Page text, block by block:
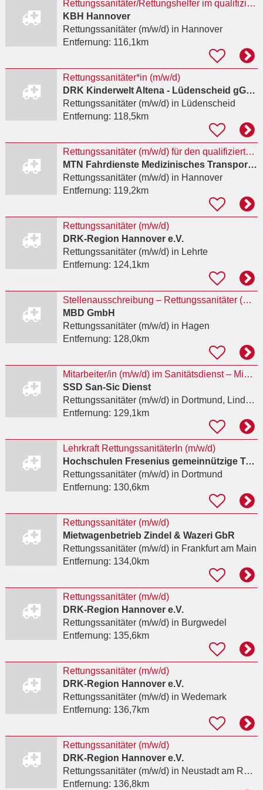
Rettungssanitäter/Rettungshelfer im qualifizierten Krankentransport
KBH Hannover
Rettungssanitäter (m/w/d)in Hannover
Entfernung: 116,1km
Rettungssanitäter*in (m/w/d)
DRK Kinderwelt Altena - Lüdenscheid gGmbH
Rettungssanitäter (m/w/d)in Lüdenscheid
Entfernung: 118,5km
Rettungssanitäter (m/w/d) für den qualifizierten Krankentransport
MTN Fahrdienste Medizinisches Transportmanagement Niedersachsen Eicke Rojahn e.K.
Rettungssanitäter (m/w/d)in Hannover
Entfernung: 119,2km
Rettungssanitäter (m/w/d)
DRK-Region Hannover e.V.
Rettungssanitäter (m/w/d)in Lehrte
Entfernung: 124,1km
Stellenausschreibung – Rettungssanitäter (m/w/d) für den qualifizierten Krankentransport in
MBD GmbH
Rettungssanitäter (m/w/d)in Hagen
Entfernung: 128,0km
Mitarbeiter/in (m/w/d) im Sanitätsdienst – Minijob, Midijob, Teilzeit oder Vollzeit
SSD San-Sic Dienst
Rettungssanitäter (m/w/d)in Dortmund, Lindenhorst
Entfernung: 129,1km
Lehrkraft RettungssanitäterIn (m/w/d)
Hochschulen Fresenius gemeinnützige Trägerges. mbH
Rettungssanitäter (m/w/d)in Dortmund
Entfernung: 130,6km
Rettungssanitäter (m/w/d)
Mietwagenbetrieb Zindel & Wazeri GbR
Rettungssanitäter (m/w/d)in Frankfurt am Main
Entfernung: 134,0km
Rettungssanitäter (m/w/d)
DRK-Region Hannover e.V.
Rettungssanitäter (m/w/d)in Burgwedel
Entfernung: 135,6km
Rettungssanitäter (m/w/d)
DRK-Region Hannover e.V.
Rettungssanitäter (m/w/d)in Wedemark
Entfernung: 136,7km
Rettungssanitäter (m/w/d)
DRK-Region Hannover e.V.
Rettungssanitäter (m/w/d)in Neustadt am Rübenberge
Entfernung: 136,8km